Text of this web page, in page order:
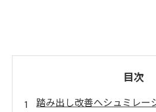
目次
踏み出し改善へシュミレー